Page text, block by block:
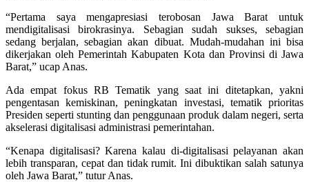
“Pertama saya mengapresiasi terobosan Jawa Barat untuk
mendigitalisasi birokrasinya. Sebagian sudah sukses, sebagian
sedang berjalan, sebagian akan dibuat. Mudah-mudahan ini bisa
dikerjakan oleh Pemerintah Kabupaten Kota dan Provinsi di Jawa
Barat,” ucap Anas.
Ada empat fokus RB Tematik yang saat ini ditetapkan, yakni
pengentasan kemiskinan, peningkatan investasi, tematik prioritas
Presiden seperti stunting dan penggunaan produk dalam negeri, serta
akselerasi digitalisasi administrasi pemerintahan.
“Kenapa digitalisasi? Karena kalau di-digitalisasi pelayanan akan
lebih transparan, cepat dan tidak rumit. Ini dibuktikan salah satunya
oleh Jawa Barat,” tutur Anas.